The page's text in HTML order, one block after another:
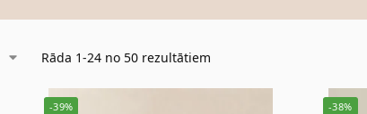
Rāda 1-24 no 50 rezultātiem
-39% -38%